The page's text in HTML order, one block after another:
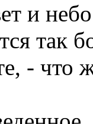
и
так
- что